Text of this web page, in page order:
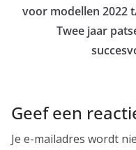
voor modellen 2022
Twee jaar
Geef een
Je e-mailadres wordt